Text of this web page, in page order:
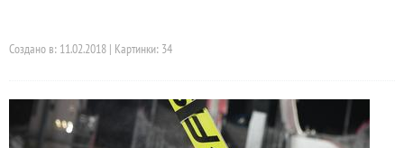
Создано в: 11.02.2018 | Картинки: 34